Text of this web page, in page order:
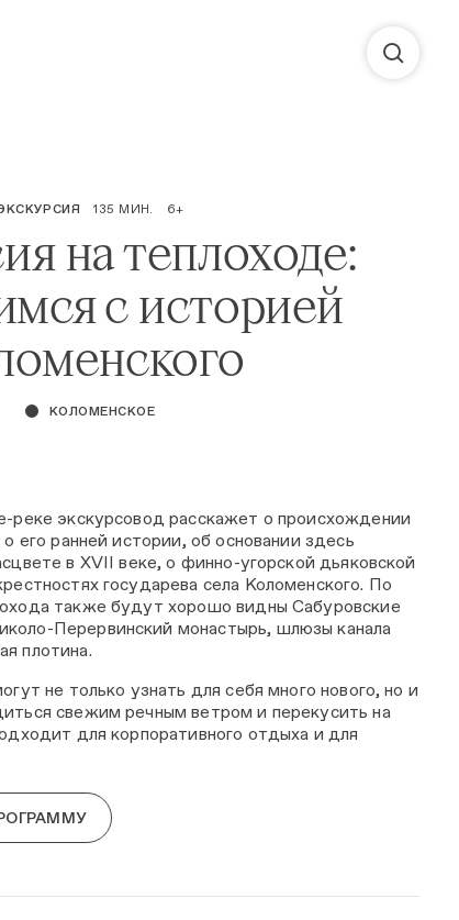
135 МИН. 6+
на теплоходе:
с историей
КОЛОМЕНСКОЕ
реке экскурсовод расскажет о происхождении
его ранней истории, об основании здесь
в XVII веке, о финно-угорской дьяковской
государева села Коломенского. По
также будут хорошо видны Сабуровские
Перервинский монастырь, шлюзы канала
плотина.
не только узнать для себя много нового, но и
свежим речным ветром и перекусить на
для корпоративного отдыха и для